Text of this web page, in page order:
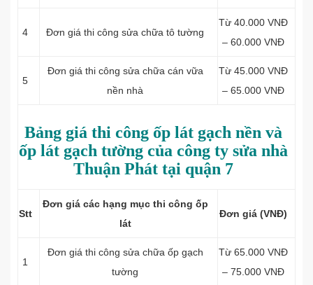
4 Đơn giá thi công sửa chữa tô tường
Từ 40.000 VNĐ
– 60.000 VNĐ
5
Đơn giá thi công sửa chữa cán vữa
nền nhà
Từ 45.000 VNĐ
– 65.000 VNĐ
Bảng giá thi công ốp lát gạch nền và
ốp lát gạch tường của công ty sửa nhà
Thuận Phát tại quận 7
Stt
Đơn giá các hạng mục thi công ốp
lát
Đơn giá (VNĐ)
1
Đơn giá thi công sửa chữa ốp gạch
tường
Từ 65.000 VNĐ
– 75.000 VNĐ